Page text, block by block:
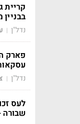
בבניין מ-
נדל"ן |
נדל"ן |
לעס
שבורה